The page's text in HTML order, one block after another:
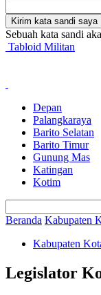
Sebuah kata sandi
Tabloid Militan
Depan
Palangkaraya
Barito Selatan
Barito Timur
Gunung Mas
Katingan
Kotim
Beranda Kabupaten
Kabupaten
Legislator